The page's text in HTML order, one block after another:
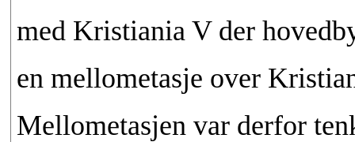
med Kristiania V der
en mellometasje over
Mellometasjen var derfor